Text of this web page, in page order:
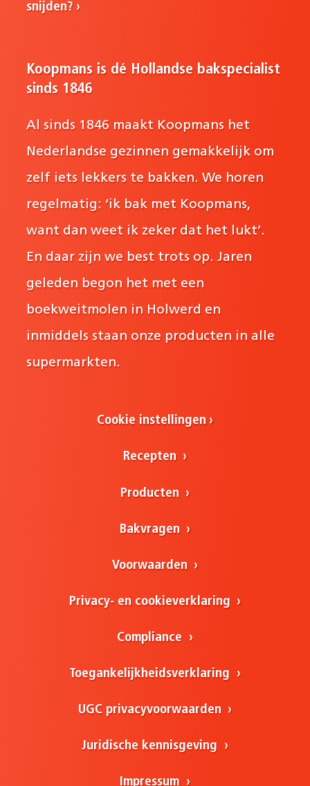
snijden?
Koopmans is dé Hollandse bakspecialist
sinds 1846
Al sinds 1846 maakt Koopmans het
Nederlandse gezinnen gemakkelijk om
zelf iets lekkers te bakken. We horen
regelmatig: ‘ik bak met Koopmans,
want dan weet ik zeker dat het lukt’.
En daar zijn we best trots op. Jaren
geleden begon het met een
boekweitmolen in Holwerd en
inmiddels staan onze producten in alle
supermarkten.
Cookie instellingen
Recepten
Producten
Bakvragen
Voorwaarden
Privacy- en cookieverklaring
Compliance
Toegankelijkheidsverklaring
UGC privacyvoorwaarden
Juridische kennisgeving
Impressum